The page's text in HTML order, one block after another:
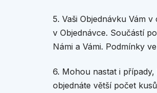
5. Vaši Objednávku Vám
v Objednávce. Součástí
Námi a Vámi. Podmínky
6. Mohou nastat i
objednáte větší počet